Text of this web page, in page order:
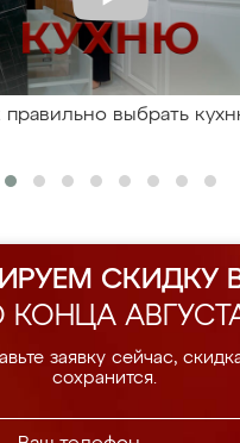
правильно выбрать
СКИДКУ
КОНЦА
заявку сейчас,
сохранится.